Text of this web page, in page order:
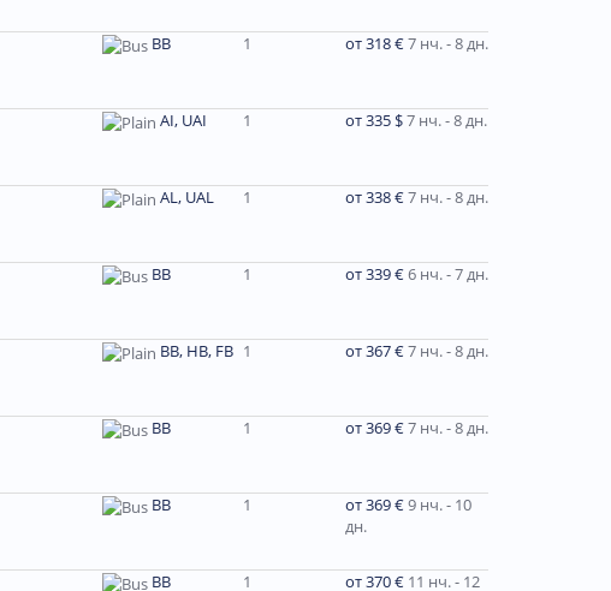
BB 1 от 318 €7 нч. - 8 дн.
AI, UAI 1 от 335 $7 нч. - 8 дн.
AL, UAL 1 от 338 €7 нч. - 8 дн.
BB 1 от 339 €6 нч. - 7 дн.
BB, HB, FB 1 от 367 €7 нч. - 8 дн.
BB 1 от 369 €7 нч. - 8 дн.
BB 1 от 369 €9 нч. - 10
дн.
BB 1 от 370 € 11 нч. - 12